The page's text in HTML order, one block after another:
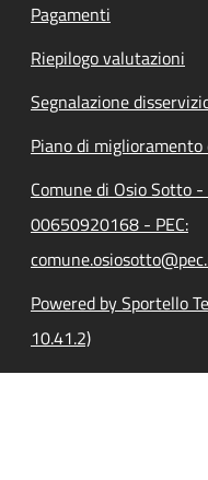
Pagamenti
Riepilogo valutazioni
Segnalazione
Piano di miglioramento
Comune di Osio Sotto
00650920168 - PEC:
Powered by Sportello
10.41.2)